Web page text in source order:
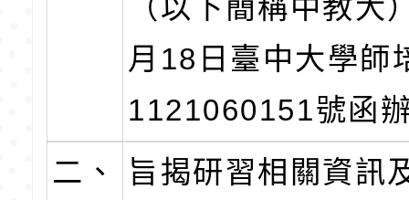
（以下簡稱中教大
月18日臺中大學師
1121060151號函
二、
旨揭研習相關資訊